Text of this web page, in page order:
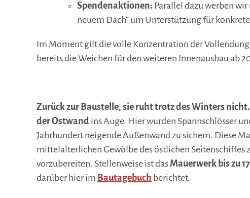
Spendenaktionen: Parallel dazu werben
neuem Dach“ um Unterstützung für
Im Moment gilt die volle Konzentration der
bereits die Weichen für den weiteren Innenausbau ab
Zurück zur Baustelle, sie ruht trotz des Winters nicht.
der Ostwand ins Auge. Hier wurden Spannschlösser
Jahrhundert neigende Außenwand zu sichern. Diese
mittelalterlichen Gewölbe des östlichen Seitenschiffes
vorzubereiten. Stellenweise ist das Mauerwerk bis zu
darüber hier im Bautagebuch berichtet.